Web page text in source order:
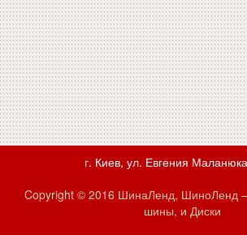
г. Киев, ул. Евгения
Copyright © 2016 ШинаЛенд, ШиноЛенд
шины, и Диски